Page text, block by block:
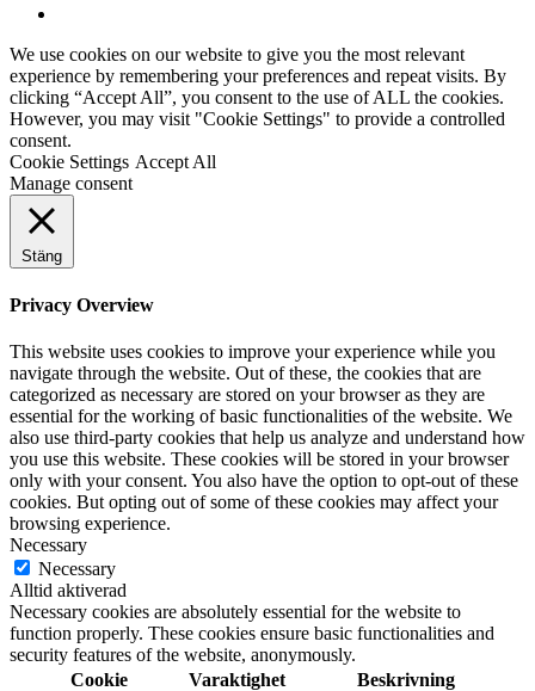
We use cookies on our website to give you the most relevant
experience by remembering your preferences and repeat visits. By
clicking “Accept All”, you consent to the use of ALL the cookies.
However, you may visit "Cookie Settings" to provide a controlled
consent.
Cookie Settings Accept All
Manage consent
Stäng
Privacy Overview
This website uses cookies to improve your experience while you
navigate through the website. Out of these, the cookies that are
categorized as necessary are stored on your browser as they are
essential for the working of basic functionalities of the website. We
also use third-party cookies that help us analyze and understand how
you use this website. These cookies will be stored in your browser
only with your consent. You also have the option to opt-out of these
cookies. But opting out of some of these cookies may affect your
browsing experience.
Necessary
Necessary
Alltid aktiverad
Necessary cookies are absolutely essential for the website to
function properly. These cookies ensure basic functionalities and
security features of the website, anonymously.
Cookie
Varaktighet Beskrivning